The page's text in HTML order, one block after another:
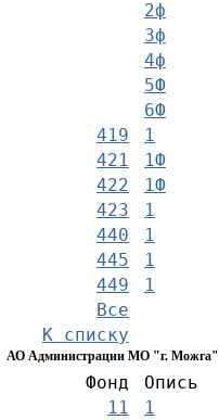
2ф
3ф
4ф
5Ф
6Ф
419
1
421
1Ф
422
1Ф
423
1
440
1
445
1
449
1
Все
К списку
АО Администрации МО "г. Можга"
Фонд
Опись
11
1